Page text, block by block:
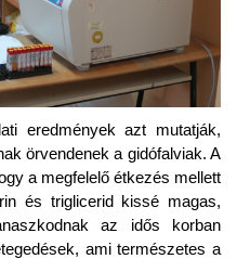
eredmények azt mutatják,
örvendenek a gidófalviak. A
a megfelelő étkezés mellett
és triglicerid kissé magas,
az idős korban
ami természetes a